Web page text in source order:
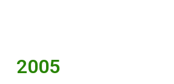
2005